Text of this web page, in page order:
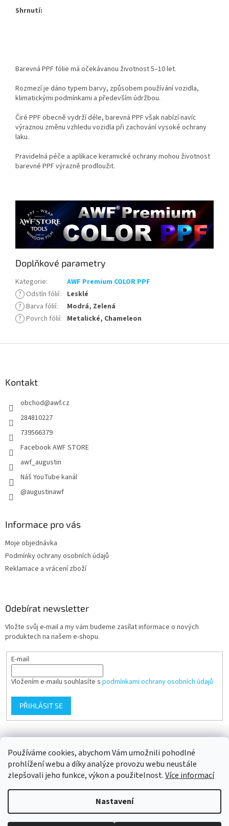
Používáme cookies, abychom Vám umožnili pohodlné
prohlížení webu a díky analýze provozu webu neustále
zlepšovali jeho funkce, výkon a použitelnost.Více informací
Nastavení
Shrnutí:
Barevná PPF fólie má očekávanou životnost 5–10 let.
Rozmezí je dáno typem barvy, způsobem používání vozidla,
klimatickými podmínkami a především údržbou.
Čiré PPF obecně vydrží déle, barevná PPF však nabízí navíc
výraznou změnu vzhledu vozidla při zachování vysoké ochrany
laku.
Pravidelná péče a aplikace keramické ochrany mohou životnost
barevné PPF výrazně prodloužit.
Doplňkové parametry
Kategorie:
AWF Premium COLOR PPF
? Odstín fólií:
Lesklé
? Barva fólií:
Modrá, Zelená
? Povrch fólií: Metalické, Chameleon
Kontakt
obchod@awf.cz
284810227
739566379
Facebook AWF STORE
awf_augustin
Náš YouTube kanál
@augustinawf
Informace pro vás
Moje objednávka
Podmínky ochrany osobních údajů
Reklamace a vrácení zboží
Odebírat newsletter
Vložte svůj e-mail a my vám budeme zasílat informace o nových
produktech na našem e-shopu.
E-mail
Vložením e-mailu souhlasíte s podmínkami ochrany osobních údajů
PŘIHLÁSIT SE
Vytvořil Shoptet